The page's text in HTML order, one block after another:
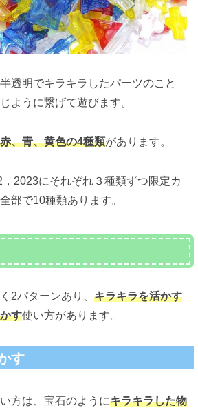
透明でキラキラしたパーツのこと
ように繋げて遊びます。
、青、黄色の4種類があります。
2023にそれぞれ３種類ずつ限定カ
部で10種類あります。
2パターンあり、 キラキラを活かす
す使い方があります。
す
方は、宝石のようにキラキラした物